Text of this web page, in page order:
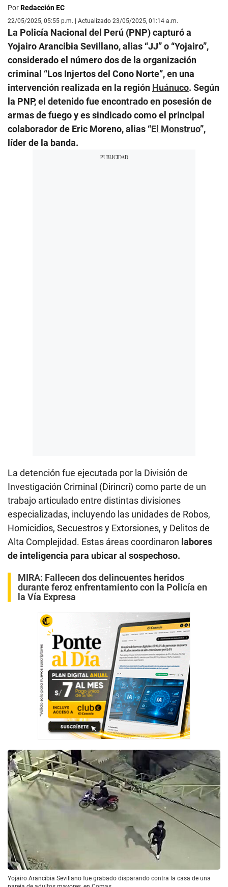
PorRedacción EC
22/05/2025, 05:55 p.m. | Actualizado 23/05/2025, 01:14 a.m.
La Policía Nacional del Perú (PNP) capturó a
Yojairo Arancibia Sevillano, alias “JJ” o “Yojairo”,
considerado el número dos de la organización
criminal “Los Injertos del Cono Norte”, en una
intervención realizada en la región Huánuco. Según
la PNP, el detenido fue encontrado en posesión de
armas de fuego y es sindicado como el principal
colaborador de Eric Moreno, alias “El Monstruo”,
líder de la banda.
La detención fue ejecutada por la División de
Investigación Criminal (Dirincri) como parte de un
trabajo articulado entre distintas divisiones
especializadas, incluyendo las unidades de Robos,
Homicidios, Secuestros y Extorsiones, y Delitos de
Alta Complejidad. Estas áreas coordinaron labores
de inteligencia para ubicar al sospechoso.
MIRA: Fallecen dos delincuentes heridos
durante feroz enfrentamiento con la Policía en
la Vía Expresa
Yojairo Arancibia Sevillano fue grabado disparando contra la casa de una